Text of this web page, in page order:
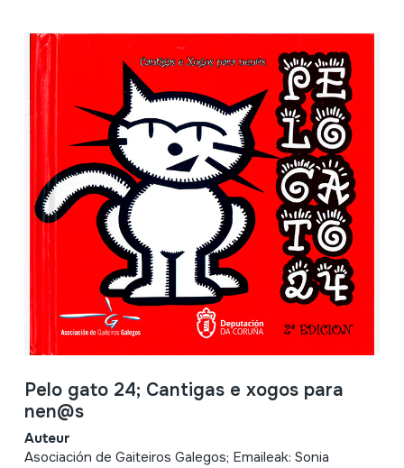
Pelo gato 24; Cantigas e xogos para
nen@s
Auteur
Asociación de Gaiteiros Galegos; Emaileak: Sonia